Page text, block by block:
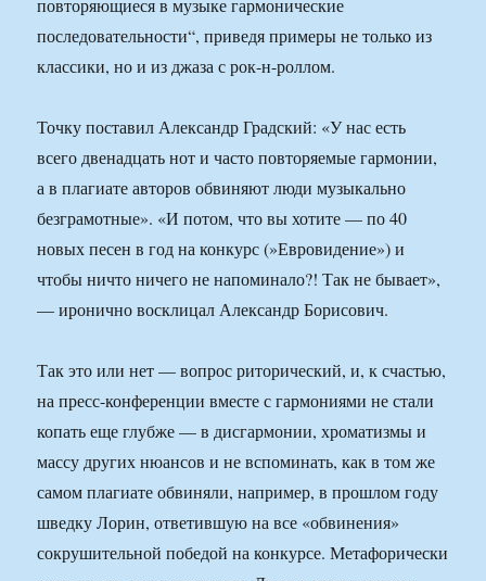
повторяющиеся в музыке гармонические
последовательности“, приведя примеры не только из
классики, но и из джаза с рок-н-роллом.
Точку поставил Александр Градский: «У нас есть
всего двенадцать нот и часто повторяемые гармонии,
а в плагиате авторов обвиняют люди музыкально
безграмотные». «И потом, что вы хотите — по 40
новых песен в год на конкурс (»Евровидение») и
чтобы ничто ничего не напоминало?! Так не бывает»,
— иронично восклицал Александр Борисович.
Так это или нет — вопрос риторический, и, к счастью,
на пресс-конференции вместе с гармониями не стали
копать еще глубже — в дисгармонии, хроматизмы и
массу других нюансов и не вспоминать, как в том же
самом плагиате обвиняли, например, в прошлом году
шведку Лорин, ответившую на все «обвинения»
сокрушительной победой на конкурсе. Метафорически